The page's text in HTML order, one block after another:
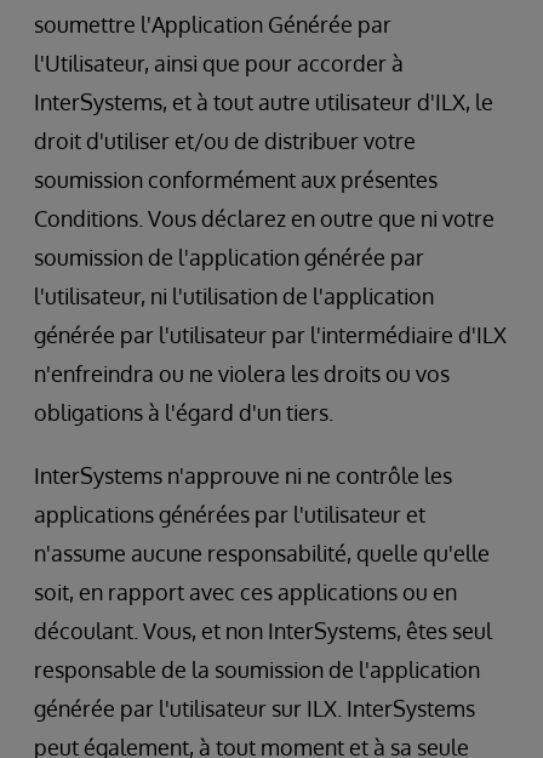
soumettre l'Application Générée par
l'Utilisateur, ainsi que pour accorder à
InterSystems, et à tout autre utilisateur d'ILX, le
droit d'utiliser et/ou de distribuer votre
soumission conformément aux présentes
Conditions. Vous déclarez en outre que ni votre
soumission de l'application générée par
l'utilisateur, ni l'utilisation de l'application
générée par l'utilisateur par l'intermédiaire d'ILX
n'enfreindra ou ne violera les droits ou vos
obligations à l'égard d'un tiers.
InterSystems n'approuve ni ne contrôle les
applications générées par l'utilisateur et
n'assume aucune responsabilité, quelle qu'elle
soit, en rapport avec ces applications ou en
découlant. Vous, et non InterSystems, êtes seul
responsable de la soumission de l'application
générée par l'utilisateur sur ILX. InterSystems
peut également, à tout moment et à sa seule